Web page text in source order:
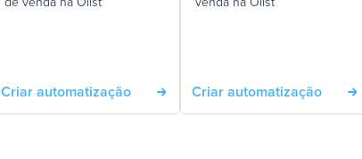
de venda na Olist
Criar automatização
venda na Olist
Criar automatização